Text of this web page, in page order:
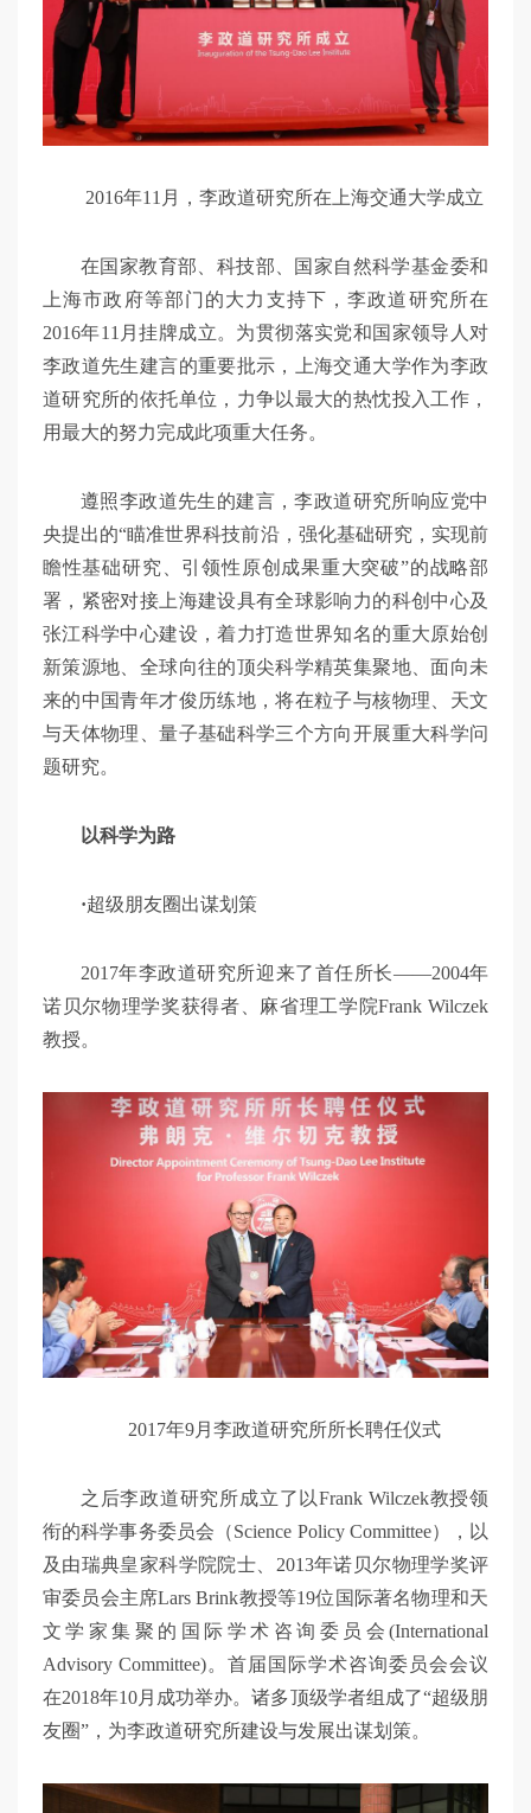
2016年11月，李政道研究所在上海交通大学成立
在国家教育部、科技部、国家自然科学基金委和
上海市政府等部门的大力支持下，李政道研究所在
2016年11月挂牌成立。为贯彻落实党和国家领导人对
李政道先生建言的重要批示，上海交通大学作为李政
道研究所的依托单位，力争以最大的热忱投入工作，
用最大的努力完成此项重大任务。
遵照李政道先生的建言，李政道研究所响应党中
央提出的“瞄准世界科技前沿，强化基础研究，实现前
瞻性基础研究、引领性原创成果重大突破”的战略部
署，紧密对接上海建设具有全球影响力的科创中心及
张江科学中心建设，着力打造世界知名的重大原始创
新策源地、全球向往的顶尖科学精英集聚地、面向未
来的中国青年才俊历练地，将在粒子与核物理、天文
与天体物理、量子基础科学三个方向开展重大科学问
题研究。
以科学为路
·超级朋友圈出谋划策
2017年李政道研究所迎来了首任所长——2004年
诺贝尔物理学奖获得者、麻省理工学院Frank Wilczek
教授。
2017年9月李政道研究所所长聘任仪式
之后李政道研究所成立了以Frank Wilczek教授领
衔的科学事务委员会（Science Policy Committee），以
及由瑞典皇家科学院院士、2013年诺贝尔物理学奖评
审委员会主席Lars Brink教授等19位国际著名物理和天
文学家集聚的国际学术咨询委员会(International
Advisory Committee)。首届国际学术咨询委员会会议
在2018年10月成功举办。诸多顶级学者组成了“超级朋
友圈”，为李政道研究所建设与发展出谋划策。